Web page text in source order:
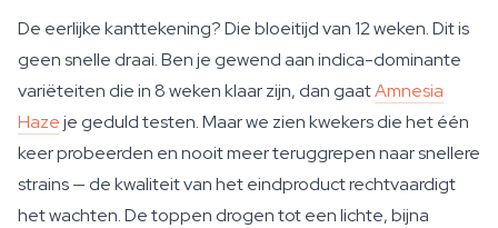
De eerlijke kanttekening? Die bloeitijd van 12 weken. Dit is
geen snelle draai. Ben je gewend aan indica-dominante
variëteiten die in 8 weken klaar zijn, dan gaatAmnesia
Hazeje geduld testen. Maar we zien kwekers die het één
keer probeerden en nooit meer teruggrepen naar snellere
strains — de kwaliteit van het eindproduct rechtvaardigt
het wachten. De toppen drogen tot een lichte, bijna